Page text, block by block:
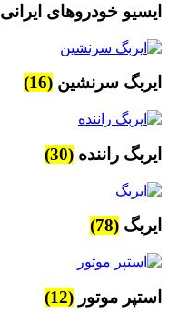
ایسیو خودروهای ایرانی
ایربگ سرنشین (16)
ایربگ راننده (30)
ایربگ (78)
استپر موتور (12)